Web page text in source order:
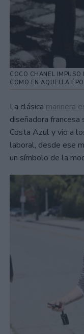
COCO CHANEL
COMO EN AQUELLA
La clásica marinera
diseñadora francesa
Costa Azul y vio a
laboral, desde ese
un símbolo de la